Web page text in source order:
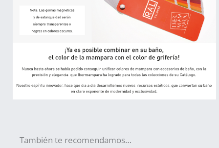
También te recomendamos…